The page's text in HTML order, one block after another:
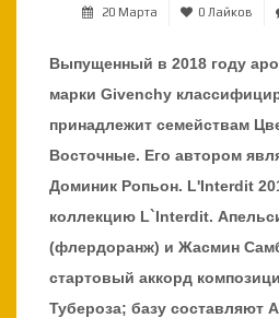
20 Марта 0 Лайков
Выпущенный в 2018 году
марки Givenchy
принадлежит семействам
Восточные. Его автором
Доминик Ропьон. L'Interdit
коллекцию L`Interdit.
(флердоранж) и Жасмин
стартовый аккорд
Тубероза; базу составляют